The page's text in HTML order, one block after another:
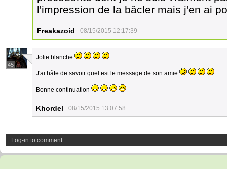
l'impression de la bâcler mais j'en ai
Freakazoid 08/15/2015 12:17:39
45
Jolie blanche
J'ai hâte de savoir quel est le message de son amie
Bonne continuation
Khordel 08/15/2015 13:07:58
Log-in to comment